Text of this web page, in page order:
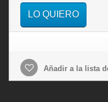
LO QUIERO
Añadir a la lista